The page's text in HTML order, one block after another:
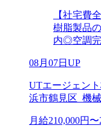
【社宅費
樹脂製品
内◎空調
08月07日UP
UTエージェン
浜市鶴見区_機
月給210,000円〜